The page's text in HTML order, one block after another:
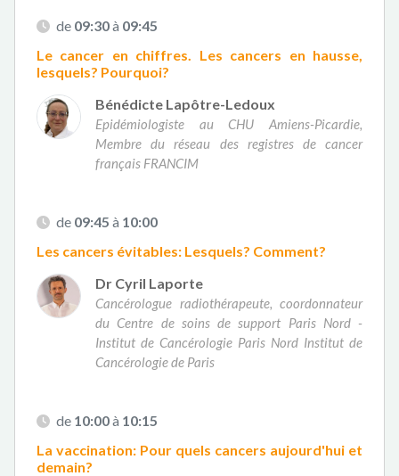
de 09:30à 09:45
Le cancer en chiffres. Les cancers en hausse,
lesquels? Pourquoi?
Bénédicte Lapôtre-Ledoux
Epidémiologiste au CHU Amiens-Picardie,
Membre du réseau des registres de cancer
français FRANCIM
de 09:45 à 10:00
Les cancers évitables: Lesquels? Comment?
Dr Cyril Laporte
Cancérologue radiothérapeute, coordonnateur
du Centre de soins de support Paris Nord -
Institut de Cancérologie Paris Nord Institut de
Cancérologie de Paris
de 10:00à 10:15
La vaccination: Pour quels cancers aujourd'hui et
demain?